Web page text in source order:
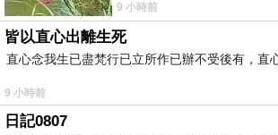
線手持吸塵器評語： 能吸、
9 小時前
皆以直心出離生死
直心念我生已盡梵行已立所作已辦不受後有，直
9 小時前
日記0807